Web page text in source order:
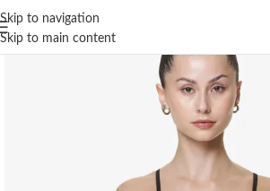
Skip to navigation
Skip to main content